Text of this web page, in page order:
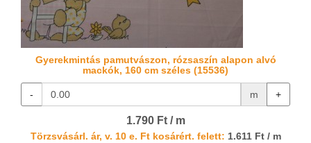
Gyerekmintás pamutvászon, rózsaszín alapon alvó
mackók, 160 cm széles (15536)
- m +
1.790 Ft / m
Törzsvásárl. ár, v. 10 e. Ft kosárért. felett: 1.611 Ft / m